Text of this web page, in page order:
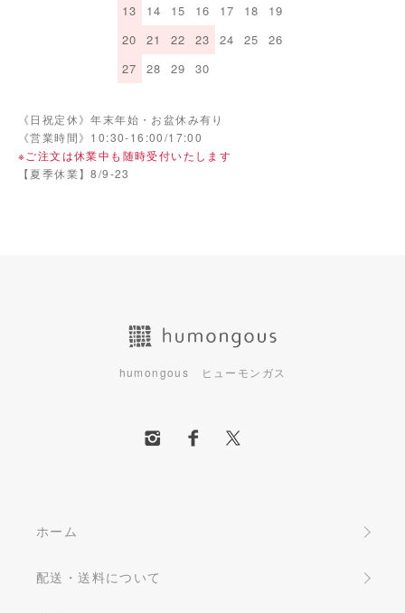
13
14 15 16 17 18
19
20
21 22 23 24 25
26
27
28 29 30
《日祝定休》年末年始・お盆休み有り
《営業時間》10:30-16:00/17:00
※ご注文は休業中も随時受付いたします
【夏季休業】8/9-23
humongous ヒューモンガス
ホーム
配送・送料について